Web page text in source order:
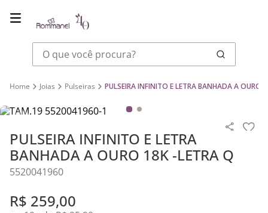
O que você procura?
Joias Pulseiras PULSEIRA INFINITO E LETRA BANHADA A OURO
PULSEIRA INFINITO E LETRA
BANHADA A OURO 18K -LETRA Q
5520041960
R$ 259,00